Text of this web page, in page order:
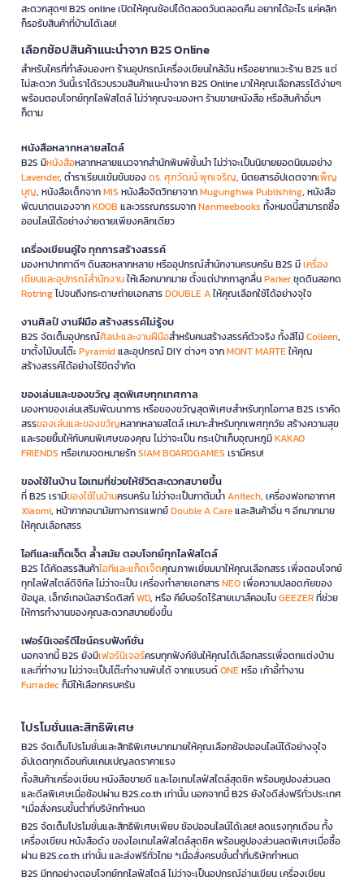
สะดวกสุดๆ! B2S online เปิดให้คุณช้อปได้ตลอดวันตลอดคืน อยากได้อะไร แค่คลิก
ก็รอรับสินค้าที่บ้านได้เลย!
เลือกช้อปสินค้าแนะนำจาก B2S Online
สำหรับใครที่กำลังมองหา ร้านอุปกรณ์เครื่องเขียนใกล้ฉัน หรืออยากแวะร้าน B2S แต่
ไม่สะดวก วันนี้เราได้รวบรวมสินค้าแนะนำจาก B2S Online มาให้คุณเลือกสรรได้ง่ายๆ
พร้อมตอบโจทย์ทุกไลฟ์สไตล์ ไม่ว่าคุณจะมองหา ร้านขายหนังสือ หรือสินค้าอื่นๆ
ก็ตาม
หนังสือหลากหลายสไตล์
B2S มีหนังสือหลากหลายแนวจากสำนักพิมพ์ชั้นนำ ไม่ว่าจะเป็นนิยายยอดนิยมอย่าง
Lavender, ตำราเรียนเข้มข้นของดร. ศุภวัฒน์ พุกเจริญ, นิตยสารอัปเดตจากเพ็ญ
บุญ, หนังสือเด็กจากMIS หนังสือจิตวิทยาจากMugunghwa Publishing, หนังสือ
พัฒนาตนเองจากKOOB และวรรณกรรมจากNanmeebooks ทั้งหมดนี้สามารถซื้อ
ออนไลน์ได้อย่างง่ายดายเพียงคลิกเดียว
เครื่องเขียนคู่ใจ ทุกการสร้างสรรค์
มองหาปากกาดีๆ ดินสอหลากหลาย หรืออุปกรณ์สำนักงานครบครัน B2S มีเครื่อง
เขียนและอุปกรณ์สำนักงานให้เลือกมากมาย ตั้งแต่ปากกาลูกลื่นParkerชุดดินสอกด
Rotringไปจนถึงกระดาษถ่ายเอกสารDOUBLE Aให้คุณเลือกใช้ได้อย่างจุใจ
งานศิลป์ งานฝีมือ สร้างสรรค์ไม่รู้จบ
B2S จัดเต็มอุปกรณ์ศิลปะและงานฝีมือสำหรับคนสร้างสรรค์ตัวจริง ทั้งสีไม้Colleen,
ขาตั้งไม้บนโต๊ะPyramidและอุปกรณ์ DIY ต่างๆ จากMONT MARTEให้คุณ
สร้างสรรค์ได้อย่างไร้ขีดจำกัด
ของเล่นและของขวัญ สุดพิเศษทุกเทศกาล
มองหาของเล่นเสริมพัฒนาการ หรือของขวัญสุดพิเศษสำหรับทุกโอกาส B2S เราคัด
สรรของเล่นและของขวัญหลากหลายสไตล์ เหมาะสำหรับทุกเพศทุกวัย สร้างความสุข
และรอยยิ้มให้กับคนพิเศษของคุณ ไม่ว่าจะเป็น กระเป๋าเก็บอุณหภูมิKAKAO
FRIENDS หรือเกมจดหมายรักSIAM BOARDGAMES เรามีครบ!
ของใช้ในบ้าน ไอเทมที่ช่วยให้ชีวิตสะดวกสบายขึ้น
ที่ B2S เรามีของใช้ในบ้านครบครัน ไม่ว่าจะเป็นกาต้มน้ำAnitech, เครื่องฟอกอากาศ
Xiaomi, หน้ากากอนามัยทางการแพทย์Double A Careและสินค้าอื่น ๆ อีกมากมาย
ให้คุณเลือกสรร
ไอทีและแก็ดเจ็ต ล้ำสมัย ตอบโจทย์ทุกไลฟ์สไตล์
B2S ได้คัดสรรสินค้าไอทีและแก็ดเจ็ตคุณภาพเยี่ยมมาให้คุณเลือกสรร เพื่อตอบโจทย์
ทุกไลฟ์สไตล์ดิจิทัล ไม่ว่าจะเป็น เครื่องทำลายเอกสารNEOเพื่อความปลอดภัยของ
ข้อมูล, เอ็กซ์เทอนัลฮาร์ดดิสก์WD, หรือ คีย์บอร์ดไร้สายเมาส์คอมโบGEEZERที่ช่วย
ให้การทำงานของคุณสะดวกสบายยิ่งขึ้น
เฟอร์นิเจอร์ดีไซน์ครบฟังก์ชั่น
นอกจากนี้ B2S ยังมีเฟอร์นิเจอร์ครบทุกฟังก์ชันให้คุณได้เลือกสรรเพื่อตกแต่งบ้าน
และที่ทำงาน ไม่ว่าจะเป็นโต๊ะทำงานพับได้ จากแบรนด์ONEหรือ เก้าอี้ทำงาน
Furradecก็มีให้เลือกครบครัน
โปรโมชั่นและสิทธิพิเศษ
B2S จัดเต็มโปรโมชั่นและสิทธิพิเศษมากมายให้คุณเลือกช้อปออนไลน์ได้อย่างจุใจ
อัปเดตทุกเดือนกับแคมเปญลดราคาแรง
ทั้งสินค้าเครื่องเขียน หนังสือขายดี และไอเทมไลฟ์สไตล์สุดชิค พร้อมคูปองส่วนลด
และดีลพิเศษเมื่อช้อปผ่าน B2S.co.th เท่านั้น นอกจากนี้ B2S ยังใจดีส่งฟรีทั่วประเทศ
*เมื่อสั่งครบขั้นต่ำที่บริษัทกำหนด
B2S จัดเต็มโปรโมชั่นและสิทธิพิเศษเพียบ ช้อปออนไลน์ได้เลย! ลดแรงทุกเดือน ทั้ง
เครื่องเขียน หนังสือดัง ของไอเทมไลฟ์สไตล์สุดชิค พร้อมคูปองส่วนลดพิเศษเมื่อซื้อ
ผ่าน B2S.co.th เท่านั้น และส่งฟรีทั่วไทย *เมื่อสั่งครบขั้นต่ำที่บริษัทกำหนด
B2S มีทุกอย่างตอบโจทย์ทุกไลฟ์สไตล์ ไม่ว่าจะเป็นอุปกรณ์อ่านเขียน เครื่องเขียน